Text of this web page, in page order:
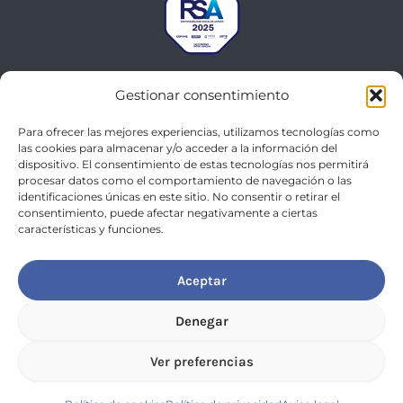
Gestionar consentimiento
Para ofrecer las mejores experiencias, utilizamos tecnologías como
las cookies para almacenar y/o acceder a la información del
dispositivo. El consentimiento de estas tecnologías nos permitirá
procesar datos como el comportamiento de navegación o las
identificaciones únicas en este sitio. No consentir o retirar el
consentimiento, puede afectar negativamente a ciertas
características y funciones.
Aceptar
Denegar
Ver preferencias
Política de privacidad
Aviso legal
Política integrada